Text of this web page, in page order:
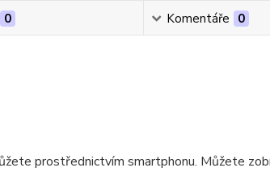
0 Komentáře 0
prostřednictvím smartphonu. Můžete